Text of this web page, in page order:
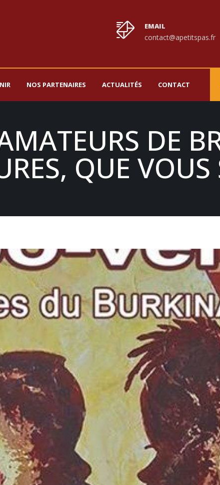
EMAIL
contact@apetitspas.fr
NOS PARTENAIRES ACTUALITÉS CONTACT
DE
QUE